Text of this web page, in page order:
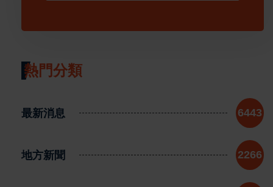
熱門分類
最新消息 6443
地方新聞 2266